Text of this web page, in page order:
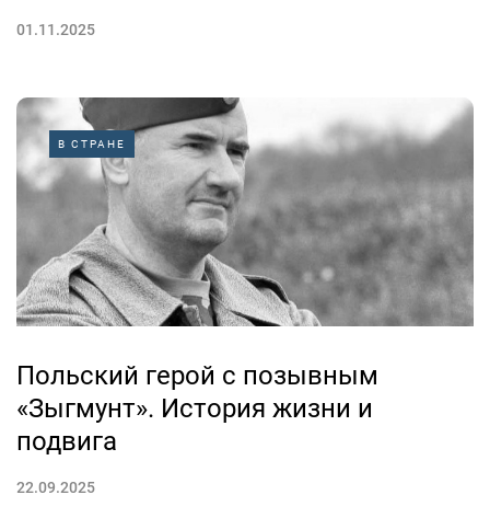
01.11.2025
В СТРАНЕ
Польский герой с позывным
«Зыгмунт». История жизни и
подвига
22.09.2025